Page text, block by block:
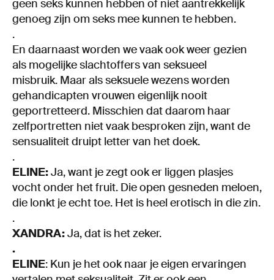
geen seks kunnen hebben of niet aantrekkelijk
genoeg zijn om seks mee kunnen te hebben.
.
En daarnaast worden we vaak ook weer gezien
als mogelijke slachtoffers van seksueel
misbruik. Maar als seksuele wezens worden
gehandicapten vrouwen eigenlijk nooit
geportretteerd. Misschien dat daarom haar
zelfportretten niet vaak besproken zijn, want de
sensualiteit druipt letter van het doek.
.
ELINE:Ja, want je zegt ook er liggen plasjes
vocht onder het fruit. Die open gesneden meloen,
die lonkt je echt toe. Het is heel erotisch in die zin.
.
XANDRA:Ja, dat is het zeker.
.
ELINE: Kun je het ook naar je eigen ervaringen